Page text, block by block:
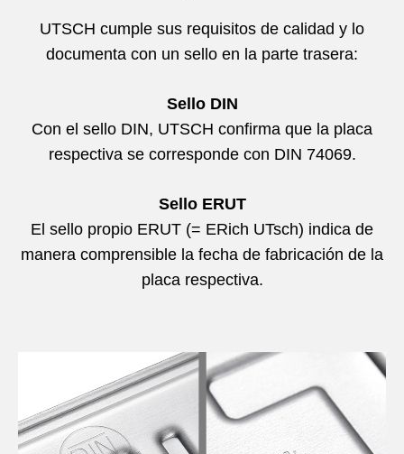
UTSCH cumple sus requisitos de calidad y lo
documenta con un sello en la parte trasera:
Sello DIN
Con el sello DIN, UTSCH confirma que la placa
respectiva se corresponde con DIN 74069.
Sello ERUT
El sello propio ERUT (= ERich UTsch) indica de
manera comprensible la fecha de fabricación de la
placa respectiva.